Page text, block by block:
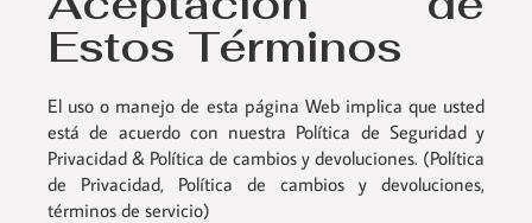
Estos Términos
El uso o manejo de esta página Web implica que usted
está de acuerdo con nuestra Política de Seguridad y
Privacidad & Política de cambios y devoluciones. (Política
de Privacidad, Política de cambios y devoluciones,
términos de servicio)